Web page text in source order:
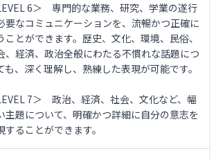
6＞ 専門的な業務、研究、学業の遂行
要なコミュニケーションを、流暢かつ正確に
ことができます。歴史、文化、環境、民俗、
、経済、政治全般にわたる不慣れな話題につ
も、深く理解し、熟練した表現が可能です。
7＞ 政治、経済、社会、文化など、幅
主題について、明確かつ詳細に自分の意志を
することができます。